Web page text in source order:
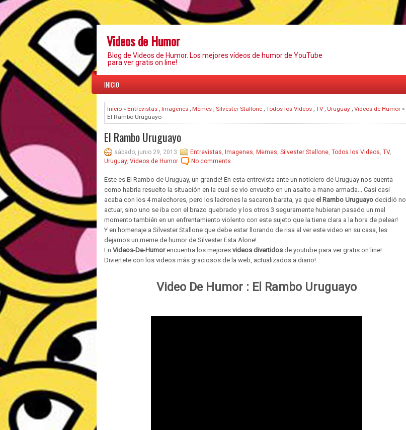
Videos de Humor
Blog de Videos de Humor. Los mejores vídeos de humor de YouTube
para ver gratis on line!
INICIO
Inicio » Entrevistas , Imagenes , Memes , Silvester Stallone , Todos los Videos , TV , Uruguay , Videos de Humor »
El Rambo Uruguayo
El Rambo Uruguayo
sábado, junio 29, 2013 Entrevistas, Imagenes, Memes, Silvester Stallone, Todos los Videos, TV,
Uruguay, Videos de Humor No comments
Este es El Rambo de Uruguay, un grande! En esta entrevista ante un noticiero de Uruguay nos cuenta
como habría resuelto la situación en la cual se vio envuelto en un asalto a mano armada... Casi casi
acaba con los 4 malechores, pero los ladrones la sacaron barata, ya que el Rambo Uruguayo decidió no
actuar, sino uno se iba con el brazo quebrado y los otros 3 seguramente hubieran pasado un mal
momento también en un enfrentamiento violento con este sujeto que la tiene clara a la hora de pelear!
Y en homenaje a Silvester Stallone que debe estar llorando de risa al ver este video en su casa, les
dejamos un meme de humor de Silvester Esta Alone!
En Videos-De-Humorencuentra los mejores videos divertidos de youtube para ver gratis on line!
Diviertete con los videos más graciosos de la web, actualizados a diario!
Video De Humor : El Rambo Uruguayo